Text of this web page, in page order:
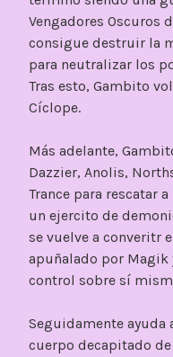
Vengadores Oscuros
consigue destruir la
para neutralizar los
Tras esto, Gambito
Cíclope.
Más adelante,
Dazzier, Anolis,
Trance para rescatar
un ejercito de
se vuelve a converitr
apuñalado por Magik
control sobre sí
Seguidamente ayuda
cuerpo decapitado